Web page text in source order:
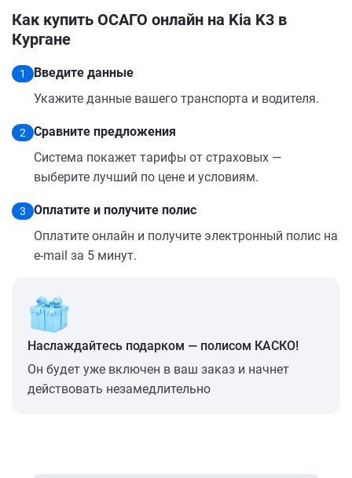
Как купить ОСАГО онлайн на Kia K3 в
Кургане
1
Введите данные
Укажите данные вашего транспорта и водителя.
2
Сравните предложения
Система покажет тарифы от страховых —
выберите лучший по цене и условиям.
3
Оплатите и получите полис
Оплатите онлайн и получите электронный полис на
e-mail за 5 минут.
Наслаждайтесь подарком — полисом КАСКО!
Он будет уже включен в ваш заказ и начнет
действовать незамедлительно